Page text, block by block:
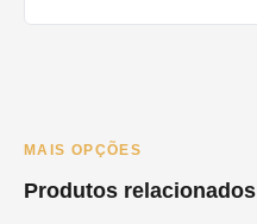
MAIS OPÇÕES
Produtos relacionados